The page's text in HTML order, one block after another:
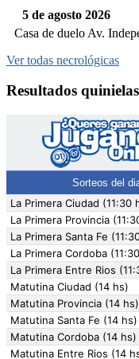
5 de agosto 2026
Casa de duelo Av.
Ver todas necrológicas
Resultados quinielas